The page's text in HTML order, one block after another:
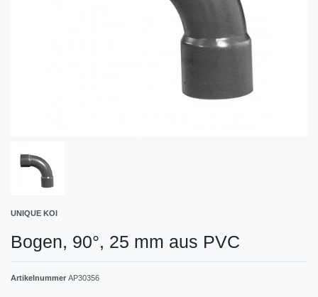
UNIQUE KOI
Bogen, 90°, 25 mm aus PVC
Artikelnummer AP30356